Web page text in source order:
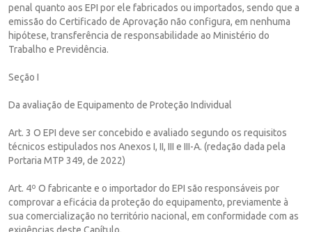
penal quanto aos EPI por ele fabricados ou importados, sendo que a
emissão do Certificado de Aprovação não configura, em nenhuma
hipótese, transferência de responsabilidade ao Ministério do
Trabalho e Previdência.
Seção I
Da avaliação de Equipamento de Proteção Individual
Art. 3 O EPI deve ser concebido e avaliado segundo os requisitos
técnicos estipulados nos Anexos I, II, III e III-A. (redação dada pela
Portaria MTP 349, de 2022)
Art. 4º O fabricante e o importador do EPI são responsáveis por
comprovar a eficácia da proteção do equipamento, previamente à
sua comercialização no território nacional, em conformidade com as
exigências deste Capítulo.